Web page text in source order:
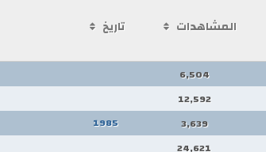
المشاهدات تاريخ
6,504
12,592
3,639
1985
24,621